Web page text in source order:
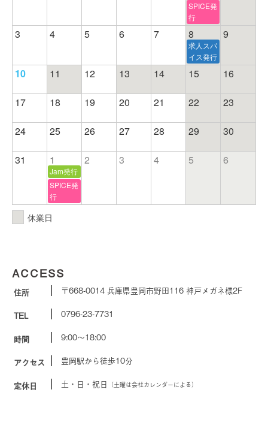
SPICE発
行
3 4 5 6 7 8 9
求人スパ
イス発行
10 11 12 13 14 15 16
17 18 19 20 21 22 23
24 25 26 27 28 29 30
31 1 2 3 4 5 6
Jam発行
SPICE発
行
休業日
ACCESS
住所 〒668-0014 兵庫県豊岡市野田116 神戸メガネ様2F
TEL 0796-23-7731
時間 9:00〜18:00
アクセス 豊岡駅から徒歩10分
定休日 土・日・祝日 （土曜は会社カレンダーによる）